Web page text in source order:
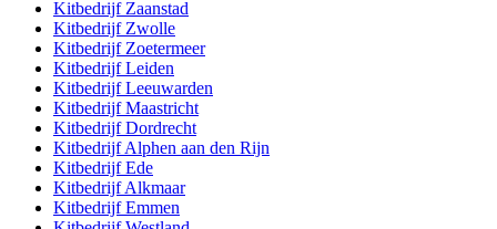
Kitbedrijf Zaanstad
Kitbedrijf Zwolle
Kitbedrijf Zoetermeer
KitbedrijfLeiden
KitbedrijfLeeuwarden
KitbedrijfMaastricht
KitbedrijfDordrecht
KitbedrijfAlphen aan den Rijn
KitbedrijfEde
KitbedrijfAlkmaar
KitbedrijfEmmen